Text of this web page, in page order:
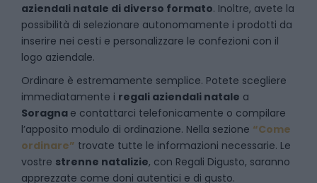
aziendali natale di diverso formato. Inoltre, avete la
possibilità di selezionare autonomamente i prodotti da
inserire nei cesti e personalizzare le confezioni con il
logo aziendale.
Ordinare è estremamente semplice. Potete scegliere
immediatamente i regali aziendali natale a
Soragna e contattarci telefonicamente o compilare
l’apposito modulo di ordinazione. Nella sezione “Come
ordinare” trovate tutte le informazioni necessarie. Le
vostre strenne natalizie, con Regali Digusto, saranno
apprezzate come doni autentici e di gusto.